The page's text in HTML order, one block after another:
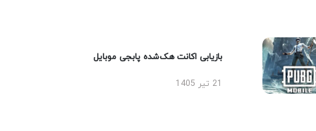
بازیابی اکانت هک‌شده پابجی موبایل